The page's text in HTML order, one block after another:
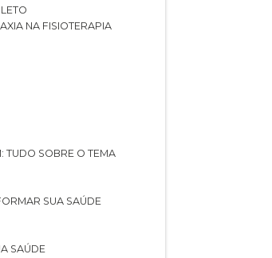
NA FISIOTERAPIA
TUDO SOBRE O TEMA
SUA SAÚDE
SAÚDE